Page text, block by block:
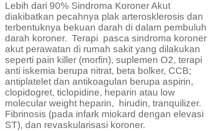
Lebih dari 90% Sindroma Koroner Akut
diakibatkan pecahnya plak arterosklerosis dan
terbentuknya bekuan darah di dalam pembuluh
darah koroner. Terapi pasca sindroma koroner
akut perawatan di rumah sakit yang dilakukan
seperti pain killer (morfin), suplemen O2, terapi
anti iskemia berupa nitrat, beta bolker, CCB;
antiplatelet dan antikoagulan berupa aspirin,
clopidogret, ticlopidine, heparin atau low
molecular weight heparin,
hirudin, tranquilizer.
Fibrinosis (pada infark miokard dengan elevasi
ST), dan revaskularisasi koroner.